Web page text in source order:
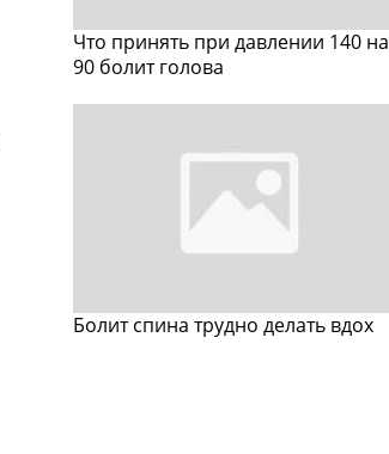
Что принять при давлении 140 на
90 болит голова
Болит спина трудно делать вдох